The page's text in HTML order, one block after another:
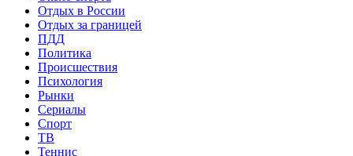
Отдых в России
Отдых за границей
ПДД
Политика
Происшествия
Психология
Рынки
Сериалы
Спорт
ТВ
Теннис